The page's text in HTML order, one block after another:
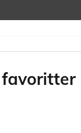
favoritter